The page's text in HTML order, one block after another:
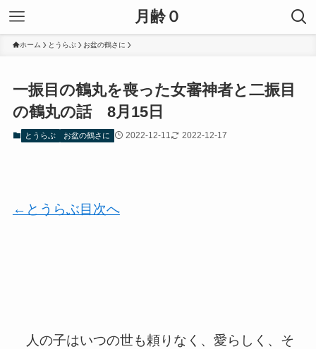
月齢０
ホーム とうらぶ お盆の鶴さに
一振目の鶴丸を喪った女審神者と二振目
の鶴丸の話 8月15日
とうらぶ お盆の鶴さに 2022-12-11 2022-12-17
←とうらぶ目次へ
人の子はいつの世も頼りなく、愛らしく、そ